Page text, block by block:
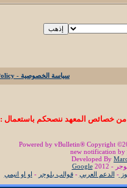
سياسة الخصوصية - Privacy-Policy
خصائص المعهد ننصحكم باستعمال :
Powered by vBulletin® Copyright
new notification by
Developed By
- 2012
Google
- الدعم العربي -قوالب بلوجر - او او انيمي